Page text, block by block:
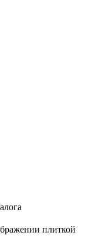
плиткой